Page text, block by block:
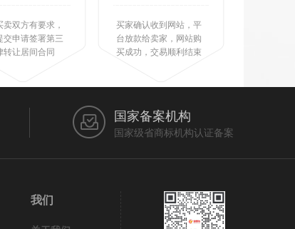
卖双方有要求，
交申请签署第三
转让居间合同
买家确认收到网站，平
台放款给卖家，网站购
买成功，交易顺利结束
国家备案机构
国家级省商标机构认证备案
我们